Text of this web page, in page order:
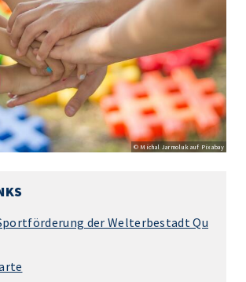
© Michal Jarmoluk auf Pixabay
der Welterbestadt Qu